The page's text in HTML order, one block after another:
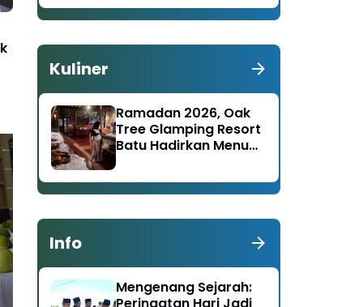
Pamekasan Tertibkan
Kuliner
Ramadan 2026, Oak
Tree Glamping Resort
Batu Hadirkan Menu
Tengah
Info
Mengenang Sejarah:
Peringatan Hari Jadi